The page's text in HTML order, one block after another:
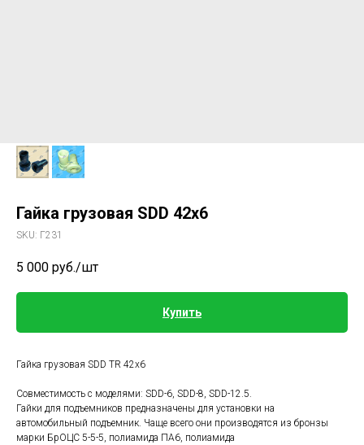
Гайка грузовая SDD 42х6
SKU: Г231
5 000 руб./шт
Купить
Гайка грузовая SDD TR 42x6
Совместимость с моделями: SDD-6, SDD-8, SDD-12.5.
Гайки для подъемников предназначены для установки на
автомобильный подъемник. Чаще всего они производятся из бронзы
марки БрОЦС 5-5-5, полиамида ПА6, полиамида